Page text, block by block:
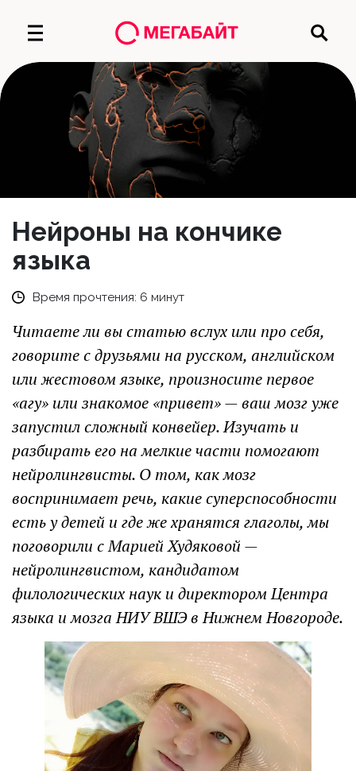
Нейроны на кончике
языка
Время прочтения: 6 минут
Читаете ли вы статью вслух или про себя,
говорите с друзьями на русском, английском
или жестовом языке, произносите первое
«агу» или знакомое «привет» — ваш мозг уже
запустил сложный конвейер. Изучать и
разбирать его на мелкие части помогают
нейролингвисты. О том, как мозг
воспринимает речь, какие суперспособности
есть у детей и где же хранятся глаголы, мы
поговорили с Марией Худяковой —
нейролингвистом, кандидатом
филологических наук и директором Центра
языка и мозга НИУ ВШЭ в Нижнем Новгороде.